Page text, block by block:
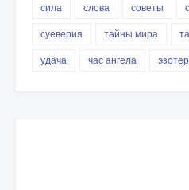
сила
слова советы
суеверия
тайны мира
удача
час ангела